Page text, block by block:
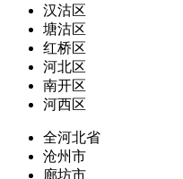
汉沽区
塘沽区
红桥区
河北区
南开区
河西区
全河北省
沧州市
廊坊市